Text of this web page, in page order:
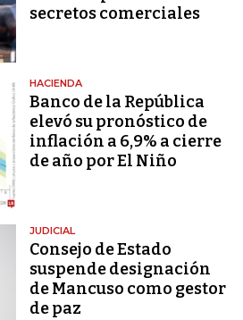
secretos comerciales
HACIENDA
Banco de la República
elevó su pronóstico de
inflación a 6,9% a cierre
de año por El Niño
JUDICIAL
Consejo de Estado
suspende designación
de Mancuso como gestor
de paz